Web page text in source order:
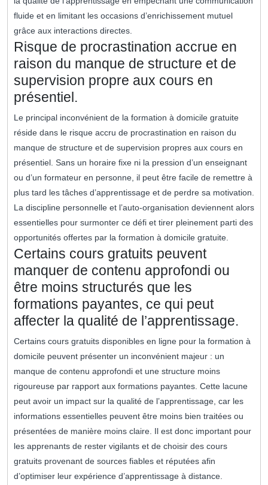
fluide et en limitant les occasions d’enrichissement mutuel
grâce aux interactions directes.
Risque de procrastination accrue en
raison du manque de structure et de
supervision propre aux cours en
présentiel.
Le principal inconvénient de la formation à domicile gratuite
réside dans le risque accru de procrastination en raison du
manque de structure et de supervision propres aux cours en
présentiel. Sans un horaire fixe ni la pression d’un enseignant
ou d’un formateur en personne, il peut être facile de remettre à
plus tard les tâches d’apprentissage et de perdre sa motivation.
La discipline personnelle et l’auto-organisation deviennent alors
essentielles pour surmonter ce défi et tirer pleinement parti des
opportunités offertes par la formation à domicile gratuite.
Certains cours gratuits peuvent
manquer de contenu approfondi ou
être moins structurés que les
formations payantes, ce qui peut
affecter la qualité de l’apprentissage.
Certains cours gratuits disponibles en ligne pour la formation à
domicile peuvent présenter un inconvénient majeur : un
manque de contenu approfondi et une structure moins
rigoureuse par rapport aux formations payantes. Cette lacune
peut avoir un impact sur la qualité de l’apprentissage, car les
informations essentielles peuvent être moins bien traitées ou
présentées de manière moins claire. Il est donc important pour
les apprenants de rester vigilants et de choisir des cours
gratuits provenant de sources fiables et réputées afin
d’optimiser leur expérience d’apprentissage à distance.